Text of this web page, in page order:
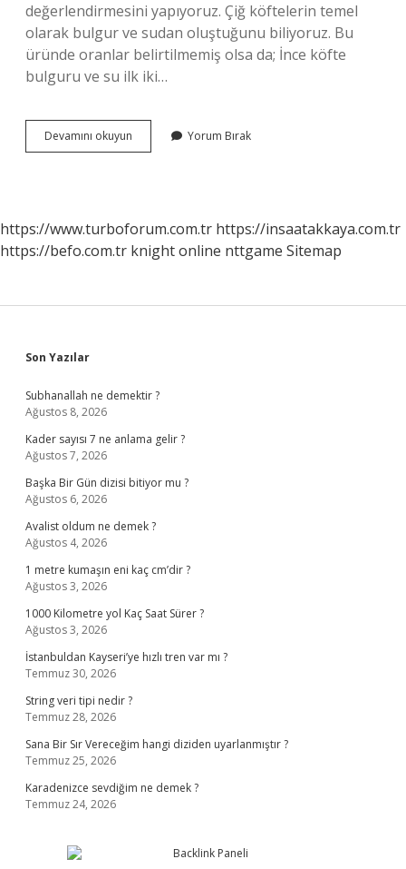
değerlendirmesini yapıyoruz. Çiğ köftelerin temel
olarak bulgur ve sudan oluştuğunu biliyoruz. Bu
üründe oranlar belirtilmemiş olsa da; İnce köfte
bulguru ve su ilk iki…
Devamını okuyun Komagene
Çiğ
Yorum Bırak
https://www.turboforum.com.tr https://insaatakkaya.com.tr
https://befo.com.tr knight online nttgame Sitemap
Sidebar
Son Yazılar
Subhanallah ne demektir ?
Ağustos 8, 2026
Kader sayısı 7 ne anlama gelir ?
Ağustos 7, 2026
Başka Bir Gün dizisi bitiyor mu ?
Ağustos 6, 2026
Avalist oldum ne demek ?
Ağustos 4, 2026
1 metre kumaşın eni kaç cm’dir ?
Ağustos 3, 2026
1000 Kilometre yol Kaç Saat Sürer ?
Ağustos 3, 2026
İstanbuldan Kayseri’ye hızlı tren var mı ?
Temmuz 30, 2026
String veri tipi nedir ?
Temmuz 28, 2026
Sana Bir Sır Vereceğim hangi diziden uyarlanmıştır ?
Temmuz 25, 2026
Karadenizce sevdiğim ne demek ?
Temmuz 24, 2026